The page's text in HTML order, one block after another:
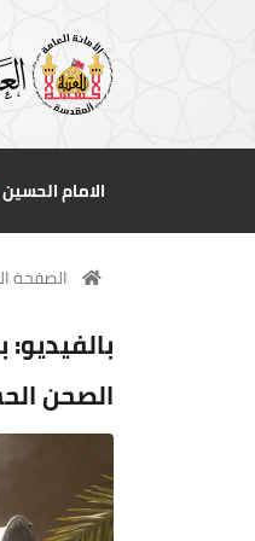
الامام الحسين
الصفحة
الصحن